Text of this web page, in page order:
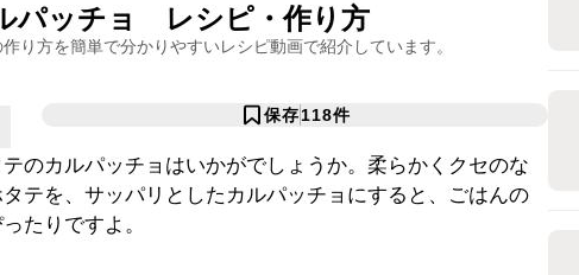
パッチョ レシピ・作り方
作り方を簡単で分かりやすいレシピ動画で紹介しています。
保存118件
のカルパッチョはいかがでしょうか。柔らかくクセのな
テを、サッパリとしたカルパッチョにすると、ごはんの
たりですよ。